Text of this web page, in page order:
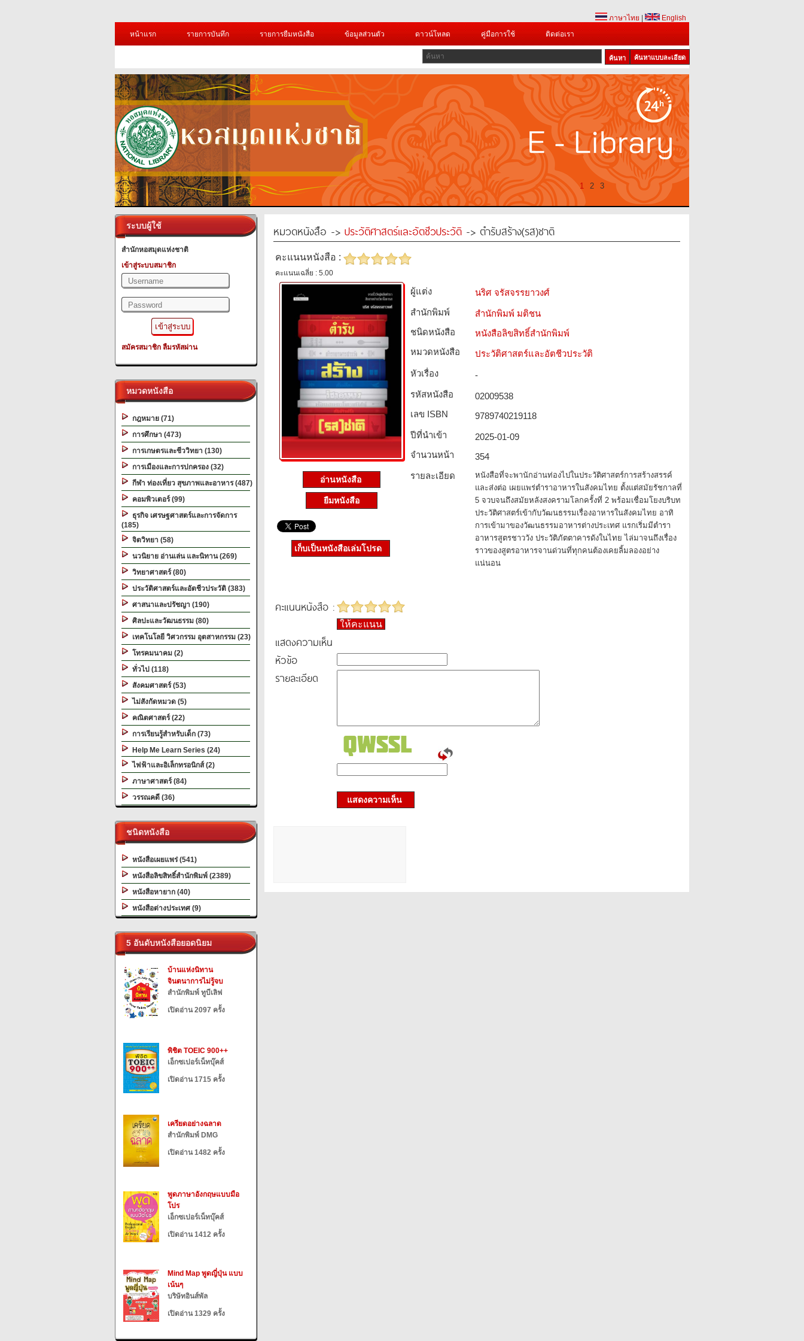
ภาษาไทย
English
หน้าแรก
รายการบันทึก รายการยืมหนังสือ ข้อมูลส่วนตัว ดาวน์โหลด คู่มือการใช้ ติดต่อเรา
ค้นหาแบบละเอียด
1 2 3
ระบบผู้ใช้
สำนักหอสมุดแห่งชาติ
เข้าสู่ระบบสมาชิก
สมัครสมาชิก ลืมรหัสผ่าน
หมวดหนังสือ
กฎหมาย (71)
การศึกษา (473)
การเกษตรและชีววิทยา (130)
การเมืองและการปกครอง (32)
กีฬา ท่องเที่ยว สุขภาพและอาหาร (487)
คอมพิวเตอร์ (99)
ธุรกิจ เศรษฐศาสตร์และการจัดการ
(185)
จิตวิทยา (58)
นวนิยาย อ่านเล่น และนิทาน (269)
วิทยาศาสตร์ (80)
ประวัติศาสตร์และอัตชีวประวัติ (383)
ศาสนาและปรัชญา (190)
ศิลปะและวัฒนธรรม (80)
เทคโนโลยี วิศวกรรม อุตสาหกรรม (23)
โทรคมนาคม (2)
ทั่วไป (118)
สังคมศาสตร์ (53)
ไม่สังกัดหมวด (5)
คณิตศาสตร์ (22)
การเรียนรู้สำหรับเด็ก (73)
Help Me Learn Series (24)
ไฟฟ้าและอิเล็กทรอนิกส์ (2)
ภาษาศาสตร์ (84)
วรรณคดี (36)
ชนิดหนังสือ
หนังสือเผยแพร่ (541)
หนังสือลิขสิทธิ์สำนักพิมพ์ (2389)
หนังสือหายาก (40)
หนังสือต่างประเทศ (9)
5 อันดับหนังสือยอดนิยม
บ้านแห่งนิทาน
จินตนาการไม่รู้จบ
สำนักพิมพ์ ทูบีเลิฟ
เปิดอ่าน 2097 ครั้ง
พิชิต TOEIC 900++
เอ็กซเปอร์เน็ทบุ๊คส์
เปิดอ่าน 1715 ครั้ง
เครียดอย่างฉลาด
สำนักพิมพ์ DMG
เปิดอ่าน 1482 ครั้ง
พูดภาษาอังกฤษแบบมือ
โปร
เอ็กซเปอร์เน็ทบุ๊คส์
เปิดอ่าน 1412 ครั้ง
Mind Map พูดญี่ปุ่น แบบ
เน้นๆ
บริษัทอินส์พัล
เปิดอ่าน 1329 ครั้ง
หมวดหนังสือ -> ประวัติศาสตร์และอัตชีวประวัติ -> ตำรับสร้าง(รส)ชาติ
คะแนนหนังสือ :
คะแนนเฉลี่ย : 5.00
อ่านหนังสือ
ยืมหนังสือ
ผู้แต่ง
นริศ จรัสจรรยาวงศ์
สำนักพิมพ์
สำนักพิมพ์ มติชน
ชนิดหนังสือ­
หนังสือลิขสิทธิ์สำนักพิมพ์
หมวดหนังสือ­
ประวัติศาสตร์และอัตชีวประวัติ
หัวเรื่อง
-
รหัสหนังสือ­
02009538
เลข ISBN
9789740219118
ปีที่นำเข้า
2025-01-09
จำนวนหน้า
354
รายละเอียด
หนังสือที่จะพานักอ่านท่องไปในประวัติศาสตร์การสร้างสรรค์
และส่งต่อ เผยแพร่ตำราอาหารในสังคมไทย ตั้งแต่สมัยรัชกาลที่
5 จวบจนถึงสมัยหลังสงครามโลกครั้งที่ 2 พร้อมเชื่อมโยงบริบท
ประวัติศาสตร์เข้ากับวัฒนธรรมเรื่องอาหารในสังคมไทย อาทิ
การเข้ามาของวัฒนธรรมอาหารต่างประเทศ แรกเริ่มมีตำรา
อาหารสูตรชาววัง ประวัติภัตตาคารดังในไทย ไล่มาจนถึงเรื่อง
ราวของสูตรอาหารจานด่วนที่ทุกคนต้องเคยลิ้มลองอย่าง
แน่นอน
เก็บเป็นหนังสือเล่มโปรด
คะแนนหนังสือ :
ให้คะแนน
แสดงความเห็น
หัวข้อ
รายละเอียด
แสดงความเห็น